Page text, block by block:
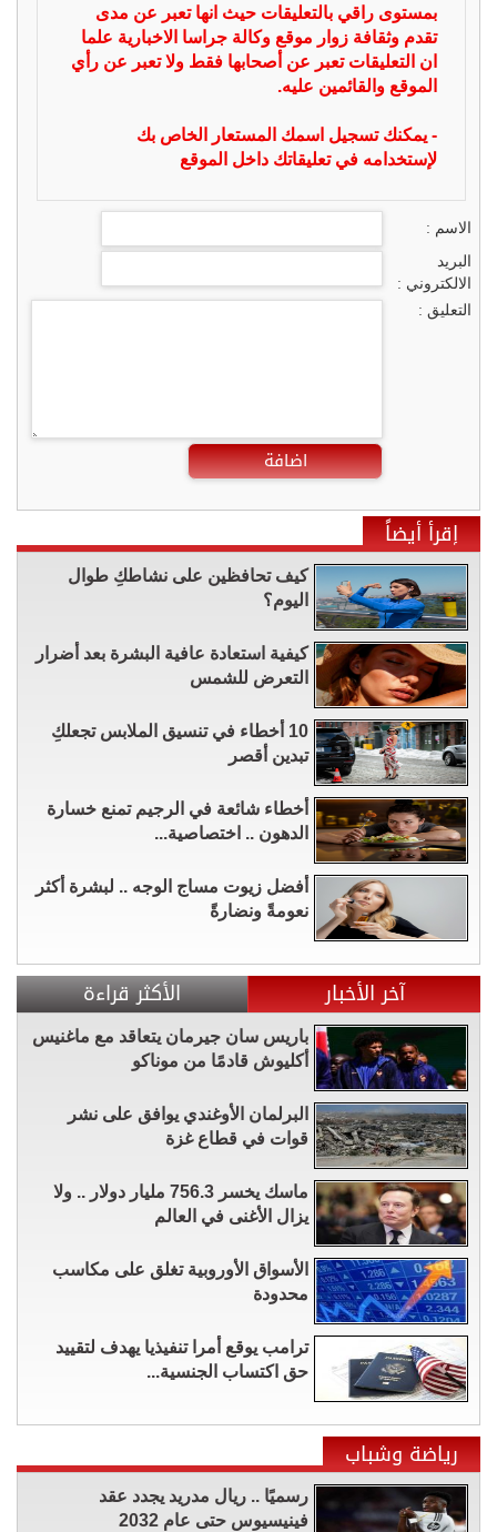
بمستوى راقي بالتعليقات حيث انها تعبر عن مدى
تقدم وثقافة زوار موقع وكالة جراسا الاخبارية علما
ان التعليقات تعبر عن أصحابها فقط ولا تعبر عن رأي
الموقع والقائمين عليه.
- يمكنك تسجيل اسمك المستعار الخاص بك
لإستخدامه في تعليقاتك داخل الموقع
الاسم :
البريد
الالكتروني :
التعليق :
اضافة
إقرأ أيضاً
كيف تحافظين على نشاطكِ طوال
اليوم؟
كيفية استعادة عافية البشرة بعد أضرار
التعرض للشمس
10 أخطاء في تنسيق الملابس تجعلكِ
تبدين أقصر
أخطاء شائعة في الرجيم تمنع خسارة
الدهون .. اختصاصية...
أفضل زيوت مساج الوجه .. لبشرة أكثر
نعومةً ونضارةً
آخر الأخبار الأكثر قراءة
باريس سان جيرمان يتعاقد مع ماغنيس
أكليوش قادمًا من موناكو
البرلمان الأوغندي يوافق على نشر
قوات في قطاع غزة
ماسك يخسر 756.3 مليار دولار .. ولا
يزال الأغنى في العالم
الأسواق الأوروبية تغلق على مكاسب
محدودة
ترامب يوقع أمرا تنفيذيا يهدف لتقييد
حق اكتساب الجنسية...
رياضة وشباب
رسميًا .. ريال مدريد يجدد عقد
فينيسيوس حتى عام 2032